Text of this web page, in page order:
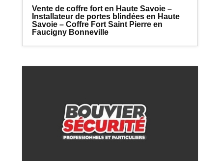
Vente de coffre fort en Haute Savoie –
Installateur de portes blindées en Haute
Savoie – Coffre Fort Saint Pierre en
Faucigny Bonneville